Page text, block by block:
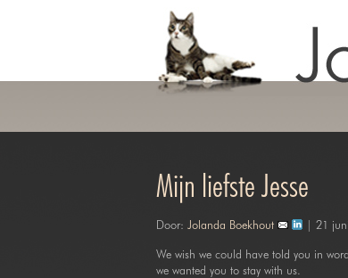
Mijn liefste Jesse
Door: Jolanda Boekhout | 21
We wish we could have told you in
we wanted you to stay with us.